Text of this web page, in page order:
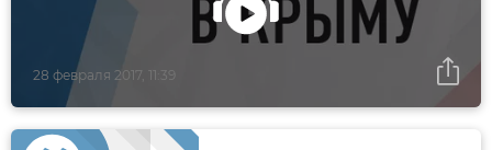
28 февраля 2017, 11:39